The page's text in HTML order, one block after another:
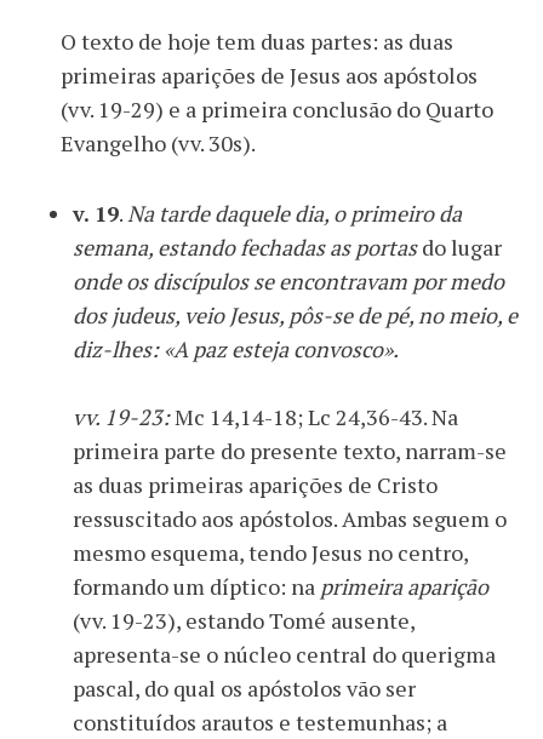
O texto de hoje tem duas partes: as duas
primeiras aparições de Jesus aos apóstolos
(vv. 19-29) e a primeira conclusão do Quarto
Evangelho (vv. 30s).
v. 19.Na tarde daquele dia, o primeiro da
semana, estando fechadas as portasdo lugar
onde os discípulos se encontravam por medo
dos judeus, veio Jesus, pôs-se de pé, no meio, e
diz-lhes: «A paz esteja convosco».
vv. 19-23:Mc 14,14-18; Lc 24,36-43. Na
primeira parte do presente texto, narram-se
as duas primeiras aparições de Cristo
ressuscitado aos apóstolos. Ambas seguem o
mesmo esquema, tendo Jesus no centro,
formando um díptico: na primeira aparição
(vv. 19-23), estando Tomé ausente,
apresenta-se o núcleo central do querigma
pascal, do qual os apóstolos vão ser
constituídos arautos e testemunhas; a